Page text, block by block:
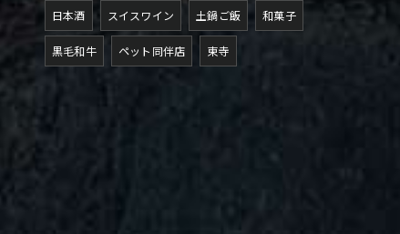
日本酒 スイスワイン 土鍋ご飯 和菓子
黒毛和牛 ペット同伴店 東寺